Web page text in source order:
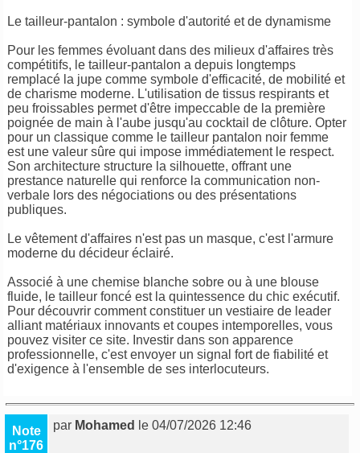
Le tailleur-pantalon : symbole d'autorité et de dynamisme
Pour les femmes évoluant dans des milieux d'affaires très
compétitifs, le tailleur-pantalon a depuis longtemps
remplacé la jupe comme symbole d'efficacité, de mobilité et
de charisme moderne. L'utilisation de tissus respirants et
peu froissables permet d'être impeccable de la première
poignée de main à l'aube jusqu'au cocktail de clôture. Opter
pour un classique comme le tailleur pantalon noir femme
est une valeur sûre qui impose immédiatement le respect.
Son architecture structure la silhouette, offrant une
prestance naturelle qui renforce la communication non-
verbale lors des négociations ou des présentations
publiques.
Le vêtement d'affaires n'est pas un masque, c'est l'armure
moderne du décideur éclairé.
Associé à une chemise blanche sobre ou à une blouse
fluide, le tailleur foncé est la quintessence du chic exécutif.
Pour découvrir comment constituer un vestiaire de leader
alliant matériaux innovants et coupes intemporelles, vous
pouvez visiter ce site. Investir dans son apparence
professionnelle, c'est envoyer un signal fort de fiabilité et
d'exigence à l'ensemble de ses interlocuteurs.
Note
n°176
par Mohamed le 04/07/2026 12:46